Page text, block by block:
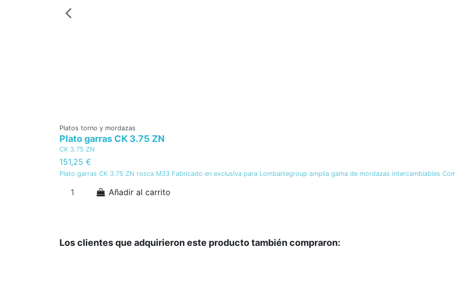
Platos torno y mordazas
Plato garras CK 3.75 ZN
CK 3.75 ZN
151,25 €
Plato garras CK 3.75 ZN rosca M33 Fabricado en exclusiva para Lombartegroup amplia gama de mordazas intercambiables
Añadir al carrito
Los clientes que adquirieron este producto también compraron: